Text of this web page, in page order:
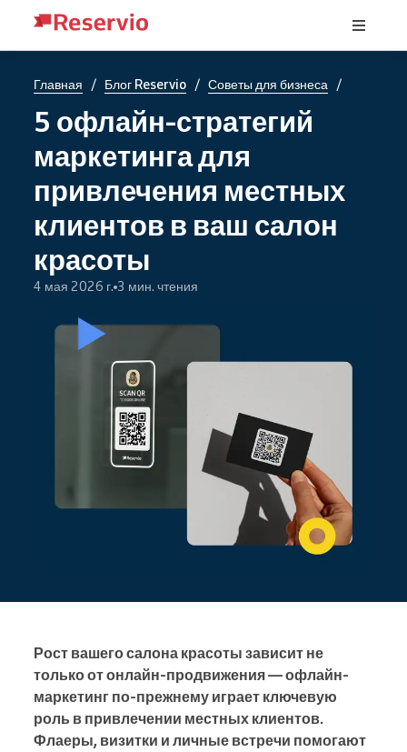
Главная / Блог Reservio / Советы для бизнеса /
5 офлайн-стратегий
маркетинга для
привлечения местных
клиентов в ваш салон
красоты
4 мая 2026 г. 3 мин. чтения
Рост вашего салона красоты зависит не
только от онлайн-продвижения — офлайн-
маркетинг по-прежнему играет ключевую
роль в привлечении местных клиентов.
Флаеры, визитки и личные встречи помогают